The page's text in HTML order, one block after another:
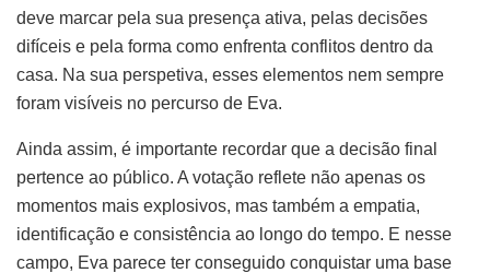
deve marcar pela sua presença ativa, pelas decisões
difíceis e pela forma como enfrenta conflitos dentro da
casa. Na sua perspetiva, esses elementos nem sempre
foram visíveis no percurso de Eva.
Ainda assim, é importante recordar que a decisão final
pertence ao público. A votação reflete não apenas os
momentos mais explosivos, mas também a empatia,
identificação e consistência ao longo do tempo. E nesse
campo, Eva parece ter conseguido conquistar uma base